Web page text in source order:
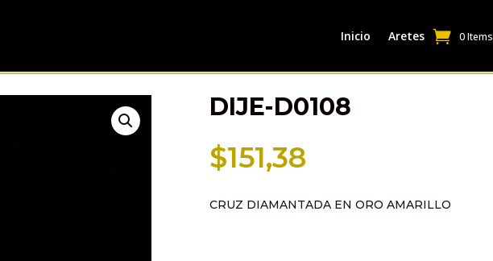
Inicio Aretes 0 Items
DIJE-D0108
$151,38
CRUZ DIAMANTADA EN ORO AMARILLO